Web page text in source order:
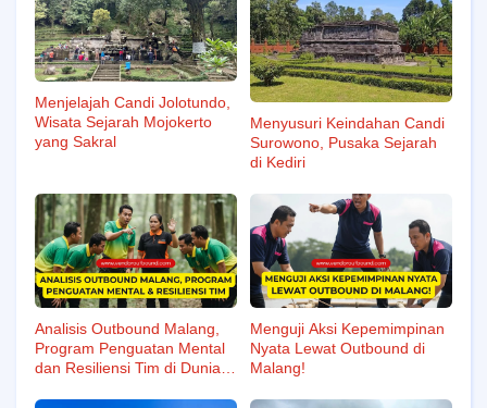
Menjelajah Candi Jolotundo,
Wisata Sejarah Mojokerto
yang Sakral
Menyusuri Keindahan Candi
Surowono, Pusaka Sejarah
di Kediri
Analisis Outbound Malang,
Program Penguatan Mental
dan Resiliensi Tim di Dunia
Menguji Aksi Kepemimpinan
Nyata Lewat Outbound di
Malang!